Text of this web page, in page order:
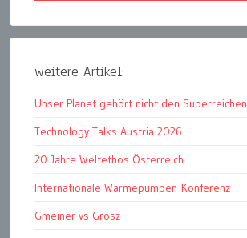
weitere Artikel:
Unser Planet gehört nicht den Superreichen
Technology Talks Austria 2026
20 Jahre Weltethos Österreich
Internationale Wärmepumpen-Konferenz
Gmeiner vs Grosz